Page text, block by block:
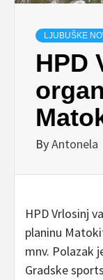
LJUBUŠKE
HPD
ByAntonela
HPD Vrlosinj
planinu
mnv. Polazak
Gradske